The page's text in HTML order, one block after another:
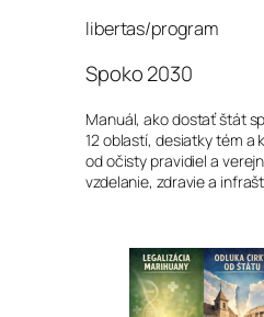
libertas/program
Spoko 2030
Manuál, ako dostať štát
12 oblastí, desiatky tém a
od očisty pravidiel a
vzdelanie, zdravie a